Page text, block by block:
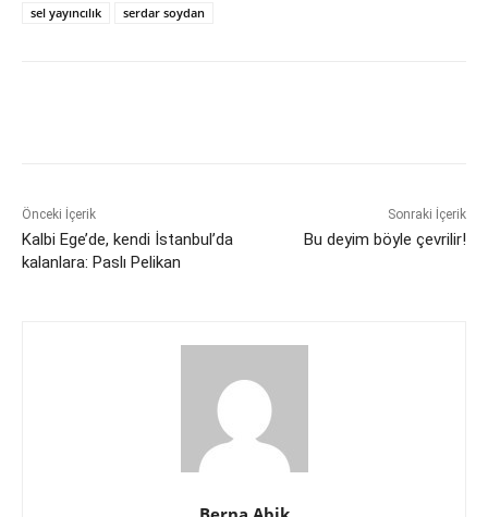
sel yayıncılık
serdar soydan
Önceki İçerik
Kalbi Ege’de, kendi İstanbul’da
kalanlara: Paslı Pelikan
Sonraki İçerik
Bu deyim böyle çevrilir!